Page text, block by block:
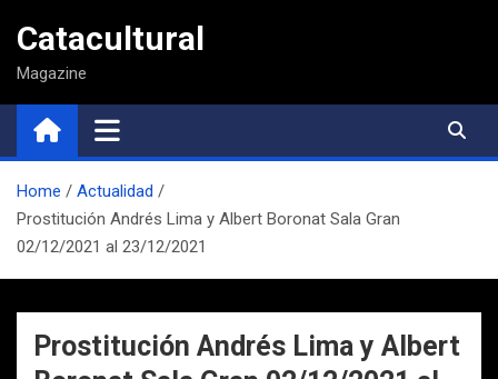
contenido
Catacultural
Magazine
Home
Actualidad
Prostitución Andrés Lima y Albert Boronat Sala Gran
02/12/2021 al 23/12/2021
Prostitución Andrés Lima y Albert